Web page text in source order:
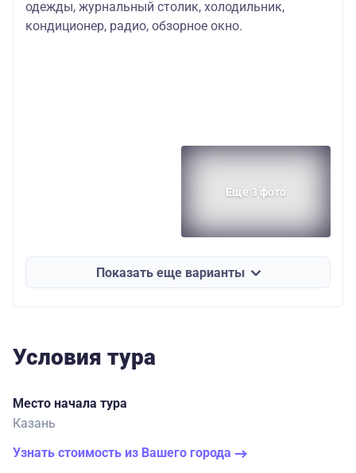
одежды, журнальный столик, холодильник,
кондиционер, радио, обзорное окно.
Еще 3 фото
Показать еще варианты
Условия тура
Место начала тура
Казань
Узнать стоимость из Вашего города